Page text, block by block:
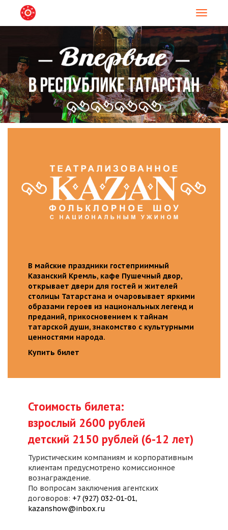
В майские праздники гостеприимный
Казанский Кремль, кафе Пушечный двор,
открывает двери для гостей и жителей
столицы Татарстана и очаровывает яркими
образами героев из национальных легенд и
преданий, прикосновением к тайнам
татарской души, знакомство с культурными
ценностями народа.
Купить билет
Стоимость билета:
взрослый 2600 рублей
детский 2150 рублей (6-12 лет)
Туристическим компаниям и корпоративным
клиентам предусмотрено комиссионное
вознаграждение.
По вопросам заключения агентских
договоров: +7 (927) 032-01-01,
kazanshow@inbox.ru